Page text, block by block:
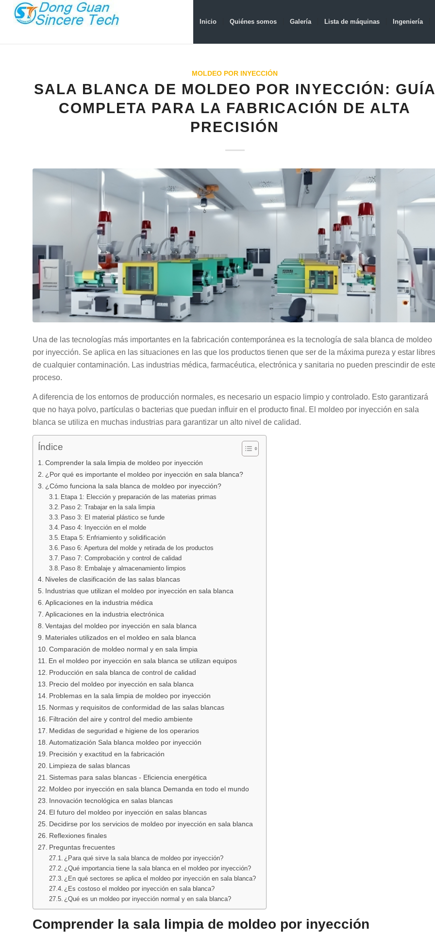
Inicio Quiénes somos Galería Lista de máquinas Ingeniería
MOLDEO POR INYECCIÓN
SALA BLANCA DE MOLDEO POR INYECCIÓN:
COMPLETA PARA LA FABRICACIÓN DE ALTA
PRECISIÓN
Una de las tecnologías más importantes en la fabricación contemporánea es la tecnología de sala blanca de moldeo
por inyección. Se aplica en las situaciones en las que los productos tienen que ser de la máxima pureza y estar libres
de cualquier contaminación. Las industrias médica, farmacéutica, electrónica y sanitaria no pueden prescindir de
proceso.
A diferencia de los entornos de producción normales, es necesario un espacio limpio y controlado. Esto garantizará
que no haya polvo, partículas o bacterias que puedan influir en el producto final. El moldeo por inyección en sala
blanca se utiliza en muchas industrias para garantizar un alto nivel de calidad.
Índice
Comprender la sala limpia de moldeo por inyección
¿Por qué es importante el moldeo por inyección en sala blanca?
¿Cómo funciona la sala blanca de moldeo por inyección?
Etapa 1: Elección y preparación de las materias primas
Paso 2: Trabajar en la sala limpia
Paso 3: El material plástico se funde
Paso 4: Inyección en el molde
Etapa 5: Enfriamiento y solidificación
Paso 6: Apertura del molde y retirada de los productos
Paso 7: Comprobación y control de calidad
Paso 8: Embalaje y almacenamiento limpios
Niveles de clasificación de las salas blancas
Industrias que utilizan el moldeo por inyección en sala blanca
Aplicaciones en la industria médica
Aplicaciones en la industria electrónica
Ventajas del moldeo por inyección en sala blanca
Materiales utilizados en el moldeo en sala blanca
Comparación de moldeo normal y en sala limpia
En el moldeo por inyección en sala blanca se utilizan equipos
Producción en sala blanca de control de calidad
Precio del moldeo por inyección en sala blanca
Problemas en la sala limpia de moldeo por inyección
Normas y requisitos de conformidad de las salas blancas
Filtración del aire y control del medio ambiente
Medidas de seguridad e higiene de los operarios
Automatización Sala blanca moldeo por inyección
Precisión y exactitud en la fabricación
Limpieza de salas blancas
Sistemas para salas blancas - Eficiencia energética
Moldeo por inyección en sala blanca Demanda en todo el mundo
Innovación tecnológica en salas blancas
El futuro del moldeo por inyección en salas blancas
Decidirse por los servicios de moldeo por inyección en sala blanca
Reflexiones finales
Preguntas frecuentes
¿Para qué sirve la sala blanca de moldeo por inyección?
¿Qué importancia tiene la sala blanca en el moldeo por inyección?
¿En qué sectores se aplica el moldeo por inyección en sala blanca?
¿Es costoso el moldeo por inyección en sala blanca?
¿Qué es un moldeo por inyección normal y en sala blanca?
Comprender la sala limpia de moldeo por inyección